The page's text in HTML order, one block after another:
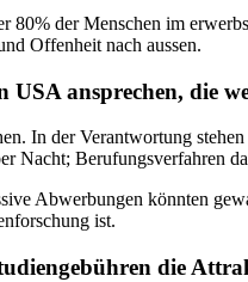
80% der Menschen im
Offenheit nach aussen.
USA ansprechen, die
In der Verantwortung
Nacht; Berufungsverfahren
Abwerbungen könnten
ist.
die